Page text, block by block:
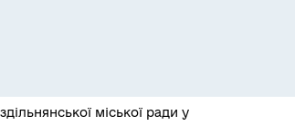
міської ради у